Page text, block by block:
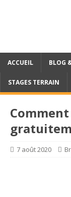
ACCUEIL BLOG
STAGES TERRAIN
7 août 2020